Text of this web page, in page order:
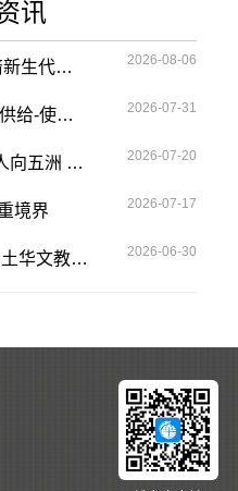
讯
广东江门举行 2026-08-06
架构建研究 2026-07-31
”研习班圆满结业 2026-07-20
境界 2026-07-17
训顺利开班 2026-06-30